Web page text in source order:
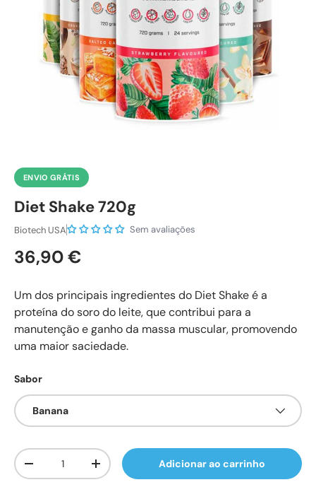
ENVIO GRÁTIS
Diet Shake 720g
Biotech USA Sem avaliações
Preço normal
36,90 €
Um dos principais ingredientes do Diet Shake é a
proteína do soro do leite, que contribui para a
manutenção e ganho da massa muscular, promovendo
uma maior saciedade.
Sabor
Banana
Qtd.
Diminuir quantidadeAumente a quantidadeAdicionar ao carrinho